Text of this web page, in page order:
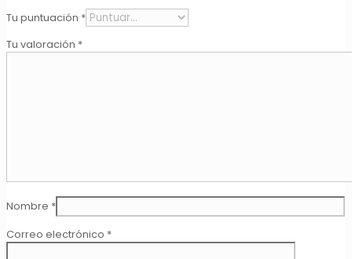
Tu puntuación *
Tu valoración *
Nombre *
Correo electrónico *